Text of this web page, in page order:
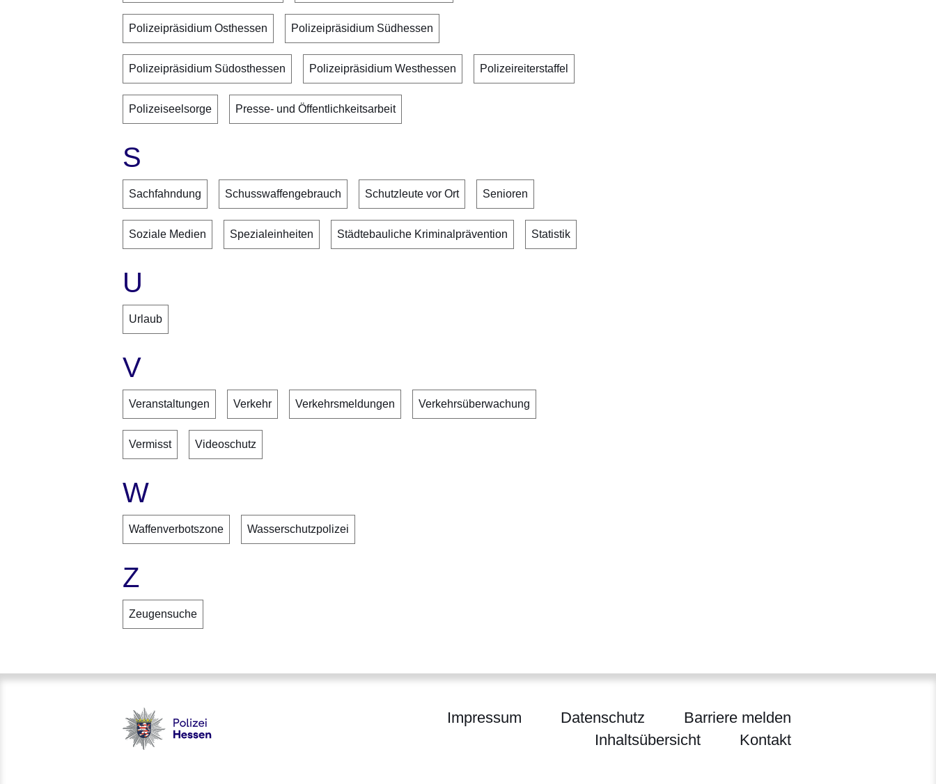
Polizeipräsidium Osthessen Polizeipräsidium Südhessen
Polizeipräsidium Südosthessen Polizeipräsidium Westhessen Polizeireiterstaffel
Polizeiseelsorge Presse- und Öffentlichkeitsarbeit
S
Sachfahndung Schusswaffengebrauch Schutzleute vor Ort Senioren
Soziale Medien Spezialeinheiten Städtebauliche Kriminalprävention Statistik
U
Urlaub
V
Veranstaltungen Verkehr Verkehrsmeldungen Verkehrsüberwachung
Vermisst Videoschutz
W
Waffenverbotszone Wasserschutzpolizei
Z
Zeugensuche
Impressum Datenschutz
Barriere melden
Inhaltsübersicht
Kontakt